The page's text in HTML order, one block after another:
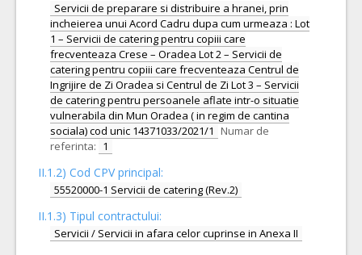
Servicii de preparare si distribuire a hranei, prin
incheierea unui Acord Cadru dupa cum urmeaza : Lot
1 – Servicii de catering pentru copiii care
frecventeaza Crese – Oradea Lot 2 – Servicii de
catering pentru copiii care frecventeaza Centrul de
Ingrijire de Zi Oradea si Centrul de Zi Lot 3 – Servicii
de catering pentru persoanele aflate intr-o situatie
vulnerabila din Mun Oradea ( in regim de cantina
sociala) cod unic 14371033/2021/1
Numar de
referinta: 1
II.1.2) Cod CPV principal:
55520000-1 Servicii de catering (Rev.2)
II.1.3) Tipul contractului:
Servicii / Servicii in afara celor cuprinse in Anexa II